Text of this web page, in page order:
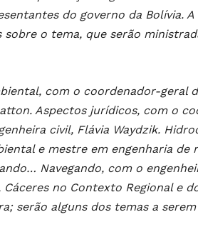
do governo da Bolívia.
o tema, que serão
com o coordenador-geral
Aspectos jurídicos, com o
civil, Flávia Waydzik.
e mestre em engenharia de
Navegando, com o
no Contexto Regional e
serão alguns dos temas a